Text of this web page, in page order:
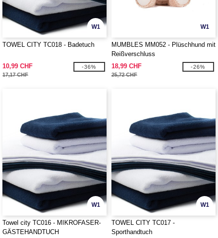
W1
TOWEL CITY TC018 - Badetuch
10,99 CHF
17,17 CHF
-36%
W1
MUMBLES MM052 - Plüschhund mit
Reißverschluss
18,99 CHF
25,72 CHF
-26%
W1
Towel city TC016 - MIKROFASER-
GÄSTEHANDTUCH
W1
TOWEL CITY TC017 -
Sporthandtuch